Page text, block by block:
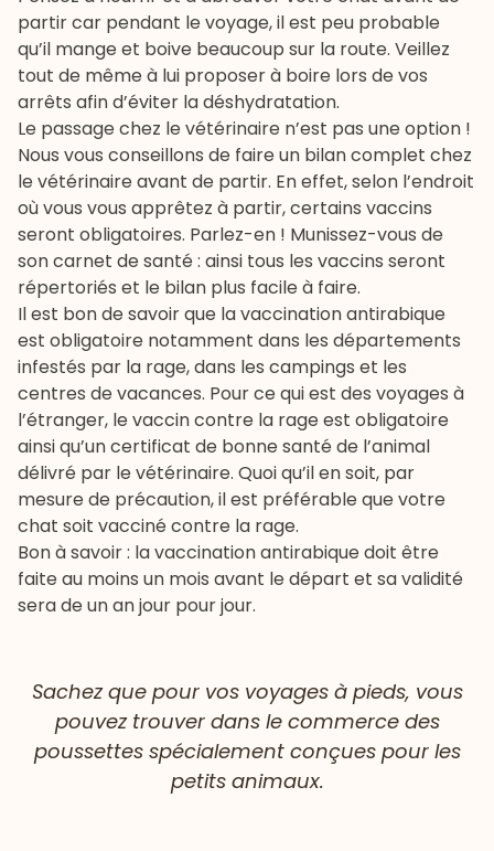
partir car pendant le voyage, il est peu probable
qu’il mange et boive beaucoup sur la route. Veillez
tout de même à lui proposer à boire lors de vos
arrêts afin d’éviter la déshydratation.
Le passage chez le vétérinaire n’est pas une option !
Nous vous conseillons de faire un bilan complet chez
le vétérinaire avant de partir. En effet, selon l’endroit
où vous vous apprêtez à partir, certains vaccins
seront obligatoires. Parlez-en ! Munissez-vous de
son carnet de santé : ainsi tous les vaccins seront
répertoriés et le bilan plus facile à faire.
Il est bon de savoir que la vaccination antirabique
est obligatoire notamment dans les départements
infestés par la rage, dans les campings et les
centres de vacances. Pour ce qui est des voyages à
l’étranger, le vaccin contre la rage est obligatoire
ainsi qu’un certificat de bonne santé de l’animal
délivré par le vétérinaire. Quoi qu’il en soit, par
mesure de précaution, il est préférable que votre
chat soit vacciné contre la rage.
Bon à savoir : la vaccination antirabique doit être
faite au moins un mois avant le départ et sa validité
sera de un an jour pour jour.
Sachez que pour vos voyages à pieds, vous
pouvez trouver dans le commerce des
poussettes spécialement conçues pour les
petits animaux.